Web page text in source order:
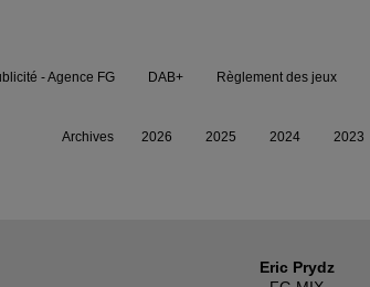
Eric Prydz
- Agence FG DAB+ Règlement des jeux
Archives 2026 2025 2024 2023